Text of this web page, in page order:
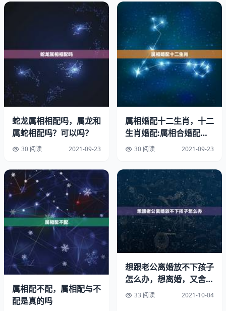
当日柱与大运亦或流年发生逢合时，比如甲子遇己丑流年，
也就是甲己合、子丑合情况时，婚期即将来临。其次日地支
与流年成三合、半三合、三会局或时，婚期也即将来临，尤
其是流年的年地支又是配偶星的情况下。
配偶宫或配偶星逢冲
排除日地支五行为土的人外，当八字夫妻宫逢邻地支刑冲
临;当八字夫妻宫逢邻地支绊合时，只需要等到大运或者流
年冲开绊局的时候，婚期即将来临;当八字配偶星在天干被
合时，只需要等到大运或者流年攻克去除天干的时候，婚期
即将来临;当八字配偶星在地支逢合逢冲逢刑时，那么就要
得到大运流年将这些都解除后，婚期自然会来临。
巳午子申
年上伤官，应该晚点结婚，伤官衰弱，生财星巳午，巳午中
俱含官杀，故婚不会晚，戊辰年她24岁(文中年龄都是虚
岁)，辰为七杀为夫星，与八字构成申子辰三合局，合入夫
蛇龙属相相配吗，属龙和
属蛇相配吗？可以吗？
30 阅读 2021-09-23
属相婚配十二生肖，十二
生肖婚配:属相合婚配对
表 30 阅读 2021-09-23
属相配不配，属相配与不
配是真的吗
想跟老公离婚放不下孩子
怎么办，想离婚，又舍不
得孩子。我该怎么办？
33 阅读 2021-10-04